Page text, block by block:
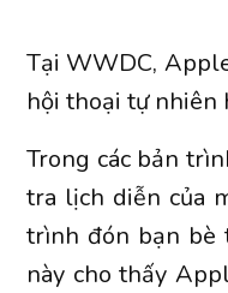
Tại WWDC,
hội thoại tự nhiên
Trong các bản
tra lịch diễn của
trình đón bạn bè
này cho thấy